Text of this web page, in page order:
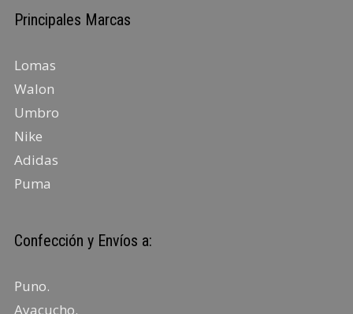
Principales Marcas
Lomas
Walon
Umbro
Nike
Adidas
Puma
Confección y Envíos a:
Puno.
Ayacucho.